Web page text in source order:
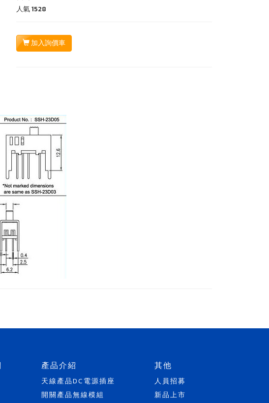
人氣1528
加入詢價車
產品介紹
天線產品
開關產品
DC電源插座
無線模組
其他
人員招募
新品上市